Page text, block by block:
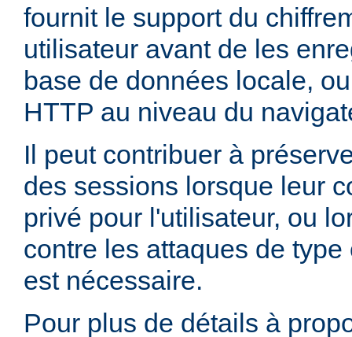
fournit le support du
utilisateur avant de les
base de données locale,
HTTP au niveau du
Il peut contribuer à
des sessions lorsque leur
privé pour l'utilisateur, ou
contre les attaques de
est nécessaire.
Pour plus de détails à